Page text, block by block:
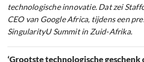
technologische innovatie. Dat zei
CEO van Google Africa, tijdens een
SingularityU Summit in Zuid-Afrika.
‘Grootste technologische geschenk